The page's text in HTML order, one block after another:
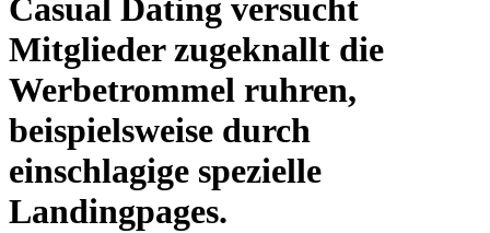
Casual Dating versucht
Mitglieder zugeknallt die
Werbetrommel ruhren,
beispielsweise durch
einschlagige spezielle
Landingpages.